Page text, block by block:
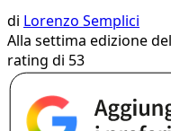
di Lorenzo Semplici
Alla settima edizione
rating di 53